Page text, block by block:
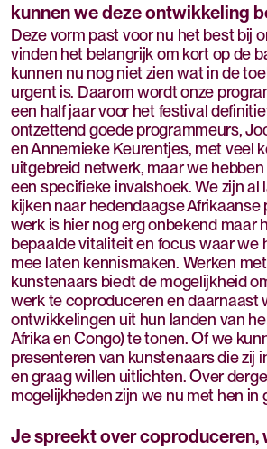
kunnen we deze ontwikkeling
Deze vorm past voor nu het best bij
vinden het belangrijk om kort op de
kunnen nu nog niet zien wat in de
urgent is. Daarom wordt onze
een half jaar voor het festival
ontzettend goede programmeurs,
en Annemieke Keurentjes, met veel
uitgebreid netwerk, maar we
een specifieke invalshoek. We zijn al
kijken naar hedendaagse
werk is hier nog erg onbekend maar
bepaalde vitaliteit en focus waar we
mee laten kennismaken. Werken
kunstenaars biedt de mogelijkheid
werk te coproduceren en daarnaast
ontwikkelingen uit hun landen van
Afrika en Congo) te tonen. Of we
presenteren van kunstenaars die zij
en graag willen uitlichten. Over
mogelijkheden zijn we nu met hen in
Je spreekt over coproduceren,